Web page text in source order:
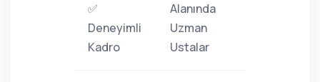
✅
Deneyimli
Kadro
Alanında
Uzman
Ustalar